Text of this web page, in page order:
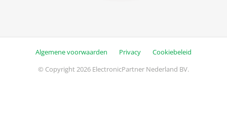
Algemene voorwaarden Privacy
Cookiebeleid
© Copyright 2026 ElectronicPartner Nederland BV.